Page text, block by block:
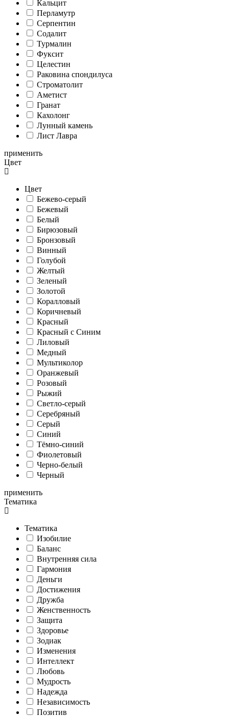
Кальцит
Перламутр
Серпентин
Содалит
Турмалин
Фуксит
Целестин
Раковина спондилуса
Cтроматолит
Аметист
Гранат
Кахолонг
Лунный камень
Лист Лавра
применить
Цвет
Цвет
Бежево-серый
Бежевый
Белый
Бирюзовый
Бронзовый
Винный
Голубой
Желтый
Зеленый
Золотой
Коралловый
Коричневый
Красный
Красный с Синим
Лиловый
Медный
Мультиколор
Оранжевый
Розовый
Рыжий
Светло-серый
Серебряный
Серый
Синий
Тёмно-синий
Фиолетовый
Черно-белый
Черный
применить
Тематика
Тематика
Изобилие
Баланс
Внутренняя сила
Гармония
Деньги
Достижения
Дружба
Женственность
Защита
Здоровье
Зодиак
Изменения
Интеллект
Любовь
Мудрость
Надежда
Независимость
Позитив